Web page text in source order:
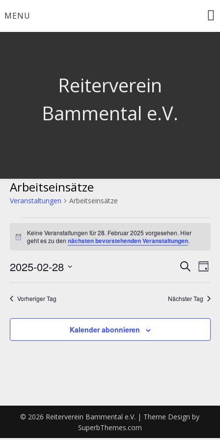
toMENU
Reiterverein
Bammental e.V.
Arbeitseinsätze
Veranstaltungen Arbeitseinsätze
Veranstaltungen
for
28.
Februar
2025
Hinweis
Keine Veranstaltungen für 28. Februar 2025 vorgesehen. Hier
geht es zu dennächsten bevorstehenden Veranstaltungen.
Suche
und
SucheTag
2025-02-28
Vorheriger Tag Nächster Tag
Kalender abonnieren
© 2026 Reiterverein Bammental e.V. | Theme Design by
SuperbThemes.com